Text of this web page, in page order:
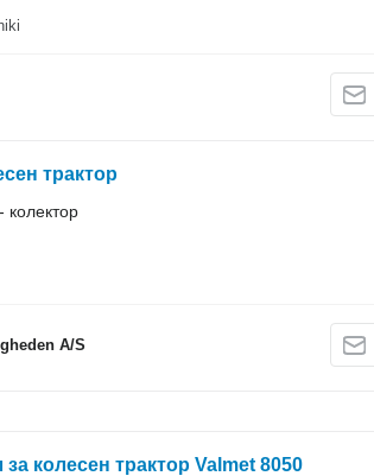
трактор
колектор
A/S
колесен трактор Valmet 8050